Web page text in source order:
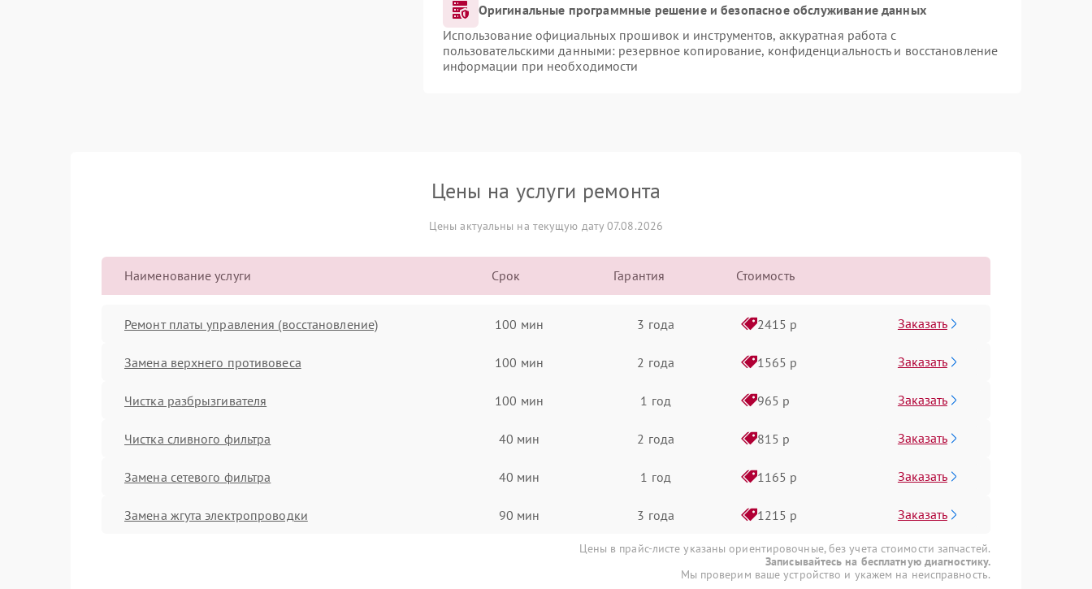
Оригинальные программные решение и безопасное обслуживание данных
Использование официальных прошивок и инструментов, аккуратная работа с
пользовательскими данными: резервное копирование, конфиденциальность и восстановление
информации при необходимости
Цены на услуги ремонта
Цены актуальны на текущую дату 07.08.2026
Наименование услуги Срок Гарантия Стоимость
Ремонт платы управления (восстановление) 100 мин 3 года 2415 р Заказать
Замена верхнего противовеса 100 мин 2 года 1565 р Заказать
Чистка разбрызгивателя 100 мин 1 год 965 р Заказать
Чистка сливного фильтра 40 мин 2 года 815 р Заказать
Замена сетевого фильтра 40 мин 1 год 1165 р Заказать
Замена жгута электропроводки 90 мин 3 года 1215 р Заказать
Цены в прайс-листе указаны ориентировочные, без учета стоимости запчастей.
Записывайтесь на бесплатную диагностику.
Мы проверим ваше устройство и укажем на неисправность.